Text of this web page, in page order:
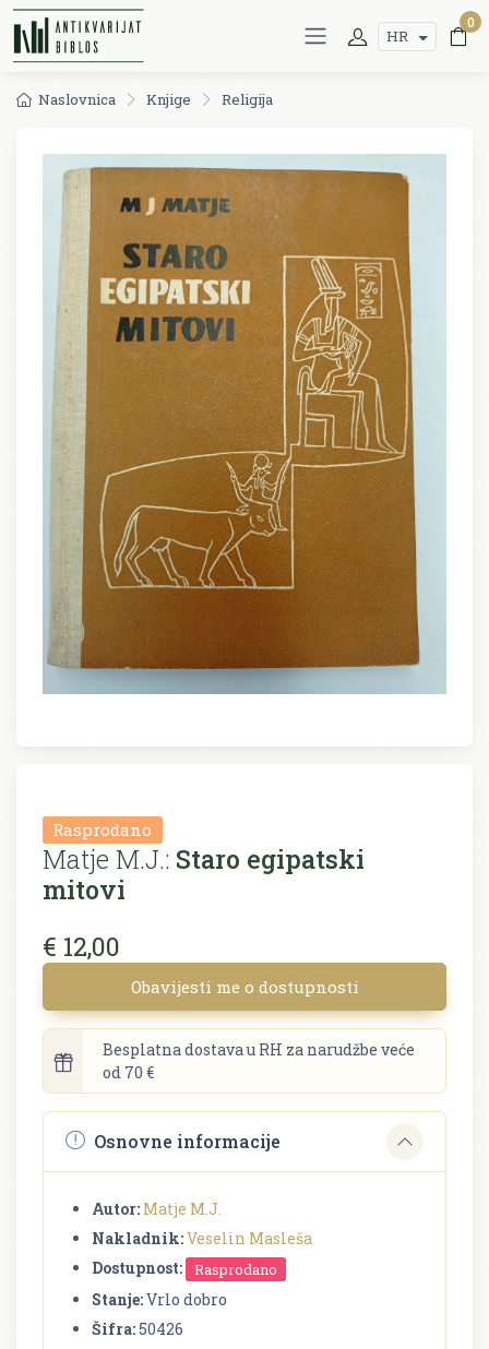
HR
0
Naslovnica Knjige Religija
Rasprodano
Matje M.J.: Staro egipatski
mitovi
€ 12,00
Obavijesti me o dostupnosti
Besplatna dostava u RH za narudžbe veće
od 70 €
Osnovne informacije
Autor: Matje M.J.
Nakladnik:Veselin Masleša
Dostupnost:
Rasprodano
Stanje:Vrlo dobro
Šifra:50426